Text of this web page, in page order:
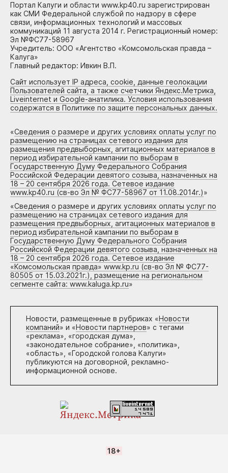
Портал Калуги и области www.kp40.ru зарегистрирован
как СМИ Федеральной службой по надзору в сфере
связи, информационных технологий и массовых
коммуникаций 11 августа 2014 г. Регистрационный номер:
Эл №ФС77-58967
Учредитель: ООО «Агентство «Комсомольская правда –
Калуга»
Главный редактор: Ивкин В.П.
Сайт использует IP адреса, cookie, данные геолокации
Пользователей сайта, а также счетчики Яндекс.Метрика,
Liveinternet и Google-анатилика. Условия использования
содержатся в Политике по защите персональных данных.
«Сведения о размере и других условиях оплаты услуг по
размещению на страницах сетевого издания для
размещения предвыборных, агитационных материалов в
период избирательной кампании по выборам в
Государственную Думу Федерального Собрания
Российской Федерации девятого созыва, назначенных на
18 – 20 сентября 2026 года. Сетевое издание
www.kp40.ru (св-во Эл № ФС77-58967 от 11.08.2014г.)»
«Сведения о размере и других условиях оплаты услуг по
размещению на страницах сетевого издания для
размещения предвыборных, агитационных материалов в
период избирательной кампании по выборам в
Государственную Думу Федерального Собрания
Российской Федерации девятого созыва, назначенных на
18 – 20 сентября 2026 года. Сетевое издание
«Комсомольская правда» www.kp.ru (св-во Эл № ФС77-
80505 от 15.03.2021г.), размещение на региональном
сегменте сайта: www.kaluga.kp.ru»
Новости, размещенные в рубриках «Новости
компаний» и «Новости партнеров» с тегами
«реклама», «городская дума»,
«законодательное собрание», «политика»,
«область», «Городской голова Калуги»
публикуются на договорной, рекламно-
информационной основе.
18+